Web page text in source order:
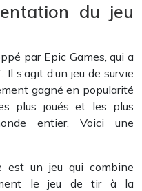
du jeu
par Epic Games, qui a
s’agit d’un jeu de survie
gagné en popularité
plus joués et les plus
entier. Voici une
est un jeu qui combine
le jeu de tir à la